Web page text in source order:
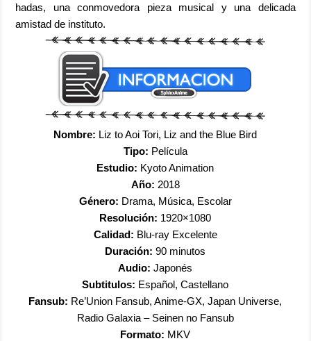
hadas, una conmovedora pieza musical y una delicada
amistad de instituto.
Nombre: Liz to Aoi Tori, Liz and the Blue Bird
Tipo: Película
Estudio: Kyoto Animation
Año: 2018
Género: Drama, Música, Escolar
Resolución: 1920×1080
Calidad: Blu-ray Excelente
Duración: 90 minutos
Audio: Japonés
Subtitulos: Español, Castellano
Fansub: Re’Union Fansub, Anime-GX, Japan Universe,
Radio Galaxia – Seinen no Fansub
Formato: MKV